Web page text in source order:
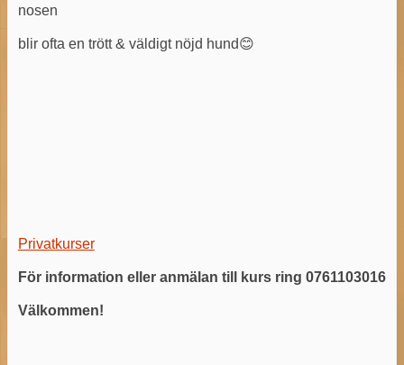
nosen
blir ofta en trött & väldigt nöjd hund😊
Privatkurser
För information eller anmälan till kurs ring 0761103016
Välkommen!